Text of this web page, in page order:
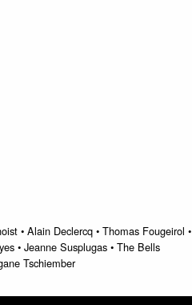
• Alain Declercq • Thomas Fougeirol •
• Jeanne Susplugas • The Bells
Tschiember